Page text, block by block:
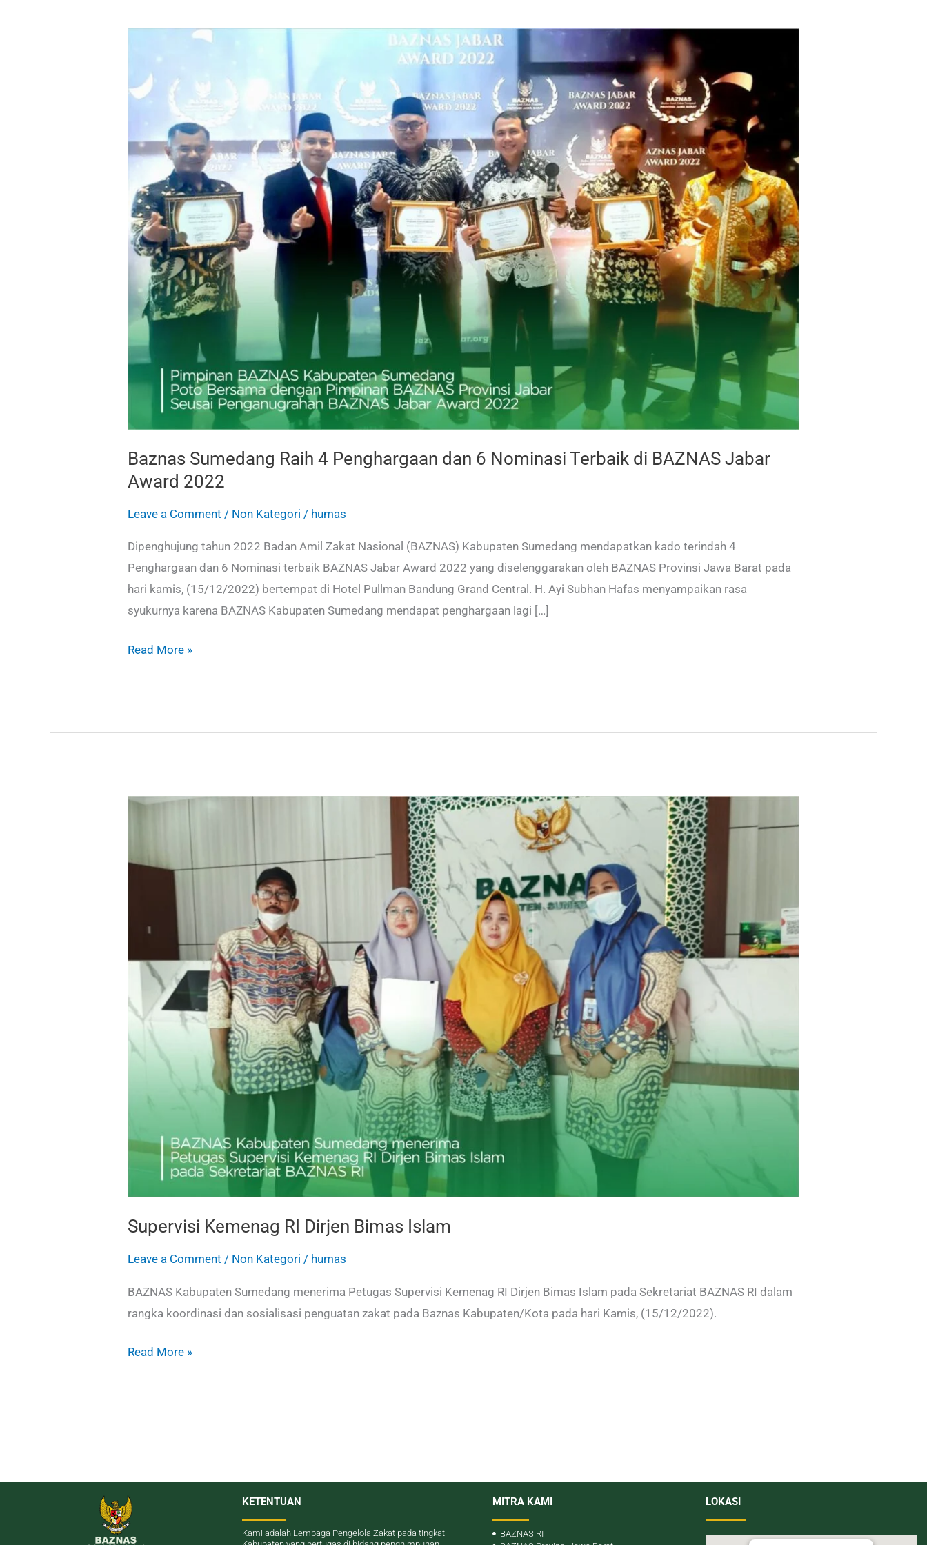
Baznas Sumedang Raih 4 Penghargaan dan 6 Nominasi Terbaik di BAZNAS Jabar
Award 2022
Leave a Comment / Non Kategori / humas
Dipenghujung tahun 2022 Badan Amil Zakat Nasional (BAZNAS) Kabupaten Sumedang mendapatkan kado terindah 4
Penghargaan dan 6 Nominasi terbaik BAZNAS Jabar Award 2022 yang diselenggarakan oleh BAZNAS Provinsi Jawa Barat pada
hari kamis, (15/12/2022) bertempat di Hotel Pullman Bandung Grand Central. H. Ayi Subhan Hafas menyampaikan rasa
syukurnya karena BAZNAS Kabupaten Sumedang mendapat penghargaan lagi […]
Sumedang
Raih
Penghargaan
dan
Nominasi
Terbaik
di
BAZNAS
Jabar
Award
2022
Read More »
Supervisi Kemenag RI Dirjen Bimas Islam
Leave a Comment / Non Kategori / humas
BAZNAS Kabupaten Sumedang menerima Petugas Supervisi Kemenag RI Dirjen Bimas Islam pada Sekretariat BAZNAS RI dalam
rangka koordinasi dan sosialisasi penguatan zakat pada Baznas Kabupaten/Kota pada hari Kamis, (15/12/2022).
Supervisi
Dirjen
Read More »
KETENTUAN
Kami adalah Lembaga Pengelola Zakat pada tingkat
MITRA KAMI
BAZNAS RI
LOKASI